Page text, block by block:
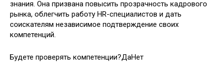
знания. Она призвана повысить прозрачность кадрового
рынка, облегчить работу HR-специалистов и дать
соискателям независимое подтверждение своих
компетенций.
Будете проверять компетенции?ДаНет